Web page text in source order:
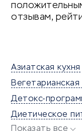
отзывам,
Азиатская кухня
Детокс-
Диетическое
Показать все